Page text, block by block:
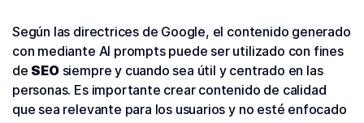
Según las directrices de Google, el contenido generado
con mediante AI prompts puede ser utilizado con fines
de SEOsiempre y cuando sea útil y centrado en las
personas. Es importante crear contenido de calidad
que sea relevante para los usuarios y no esté enfocado